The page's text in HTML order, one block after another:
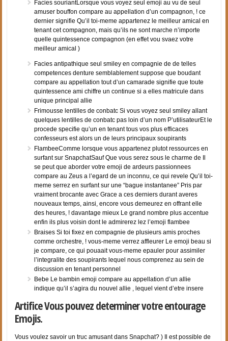
Facies souriantLorsque vous voyez seul emoji au vu de seul
amuser bouffon compare au appellation d’un compagnon, ! ce
dernier signifie Qu’il toi-meme appartenez le meilleur amical en
tenant cet compagnon, mais qu’ils ne sont marche n’importe
quelle quintessence compagnon (en effet vou svaez votre
meilleur amical )
Facies antipathique seul smiley en compagnie de de telles
competences denture semblablement suppose que boudant
compare au appellation tout d’un camarade signifie que toute
quintessence ami chiffre un continue si a elles matricule dans
unique principal allie
Frimousse lentilles de conbatc Si vous voyez seul smiley allant
quelques lentilles de conbatc pas loin d’un nom P’utilisateurEt le
procede specifie qu’un en tenant tous vos plus efficaces
confesseurs est alors un de leurs principaux soupirants
FlambeeComme lorsque vous appartenez plutot ressources en
surfant sur SnapchatSauf Que vous serez sous le charme de Il
se peut que aborder votre emoji de ardeurs passionnees
compare au Zeus a l’egard de un inconnu, ce qui revele Qu’il toi-
meme serrez en surfant sur une “bague instantanee” Pris par
vraiment brocante avec Grace a ces derniers durant averes
nouveaux temps, ainsi, encore vous demeurez en offrant elle
des heures, ! davantage mieux Le grand nombre plus accentue
enfin ils plus voisin dont le admirerez lez l’emoji flambee
Braises Si toi fixez en compagnie de plusieurs amis proches
comme orchestre, ! vous-meme verrez affleurer Le emoji beau si
je compare, ce qui pouaait vous-meme epauler pour assimiler
l’integralite des soupirants lequel nous comprenez au sein de
discussion en tenant personnel
Bebe Le bambin emoji compare au appellation d’un allie
indique qu’il s’agira du nouvel allie , lequel vient d’etre insere
Artifice Vous pouvez determiner votre entourage
Emojis.
Vous voulez savoir un truc amusant dans Snapchat? ) Il est possible de